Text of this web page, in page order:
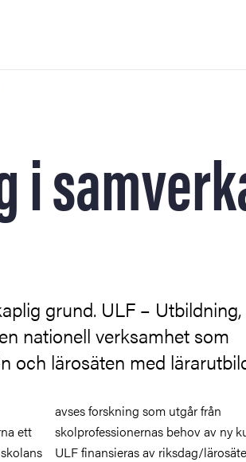
i
grund. ULF – Utbildning,
nationell verksamhet som
och lärosäten med
ett
samt